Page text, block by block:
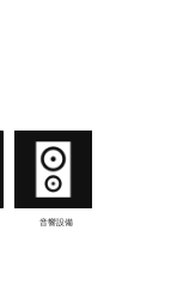
音響設備